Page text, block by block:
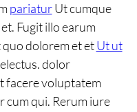
pariaturUt cumque
Fugit illo earum
quo dolorem et etUt ut
dolor
facere voluptatem
qui. Rerum iure